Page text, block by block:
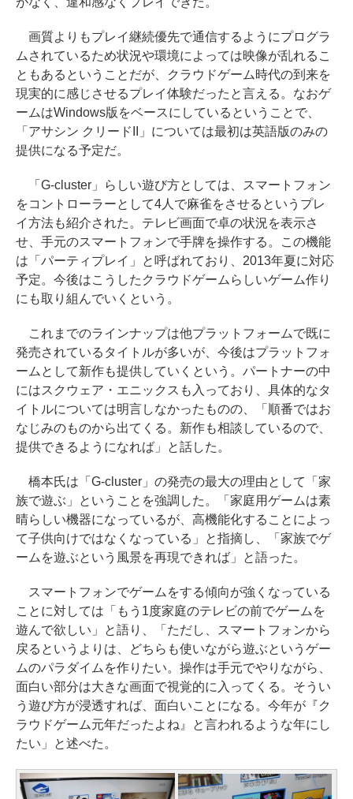
画質よりもプレイ継続優先で通信するようにプログラ
ムされているため状況や環境によっては映像が乱れるこ
ともあるということだが、クラウドゲーム時代の到来を
現実的に感じさせるプレイ体験だったと言える。なおゲ
ームはWindows版をベースにしているということで、
「アサシン クリードII」については最初は英語版のみの
提供になる予定だ。
「G-cluster」らしい遊び方としては、スマートフォン
をコントローラーとして4人で麻雀をさせるというプレ
イ方法も紹介された。テレビ画面で卓の状況を表示さ
せ、手元のスマートフォンで手牌を操作する。この機能
は「パーティプレイ」と呼ばれており、2013年夏に対応
予定。今後はこうしたクラウドゲームらしいゲーム作り
にも取り組んでいくという。
これまでのラインナップは他プラットフォームで既に
発売されているタイトルが多いが、今後はプラットフォ
ームとして新作も提供していくという。パートナーの中
にはスクウェア・エニックスも入っており、具体的なタ
イトルについては明言しなかったものの、「順番ではお
なじみのものから出てくる。新作も相談しているので、
提供できるようになれば」と話した。
橋本氏は「G-cluster」の発売の最大の理由として「家
族で遊ぶ」ということを強調した。「家庭用ゲームは素
晴らしい機器になっているが、高機能化することによっ
て子供向けではなくなっている」と指摘し、「家族でゲ
ームを遊ぶという風景を再現できれば」と語った。
スマートフォンでゲームをする傾向が強くなっている
ことに対しては「もう1度家庭のテレビの前でゲームを
遊んで欲しい」と語り、「ただし、スマートフォンから
戻るというよりは、どちらも使いながら遊ぶというゲー
ムのパラダイムを作りたい。操作は手元でやりながら、
面白い部分は大きな画面で視覚的に入ってくる。そうい
う遊び方が浸透すれば、面白いことになる。今年が『ク
ラウドゲーム元年だったよね』と言われるような年にし
たい」と述べた。